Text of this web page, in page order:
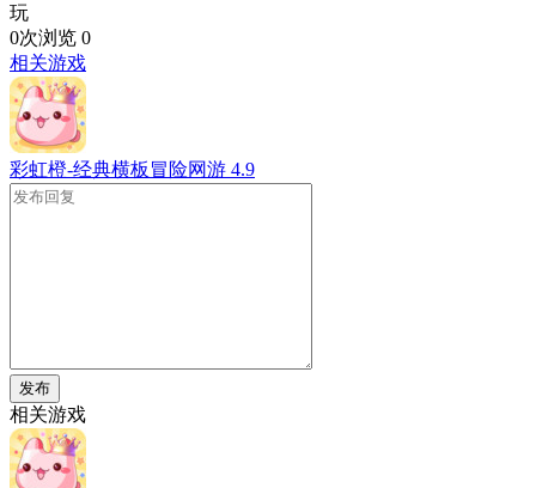
玩
0次浏览 0
相关游戏
彩虹橙-经典横板冒险网游 4.9
发布
相关游戏